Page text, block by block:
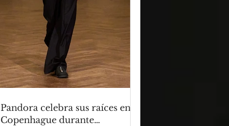
Pandora celebra sus raíces en
Copenhague durante